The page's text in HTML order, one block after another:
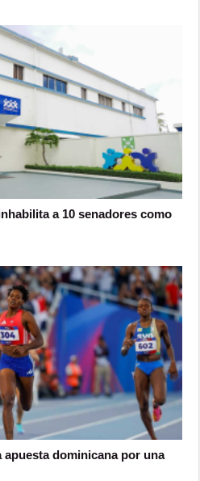
a 10 senadores como
dominicana por una